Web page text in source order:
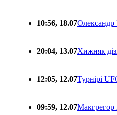
10:56, 18.07Олександр
20:04, 13.07Хижняк
12:05, 12.07Турнірі
09:59, 12.07Макгрегор